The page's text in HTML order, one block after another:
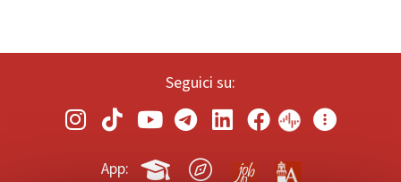
Seguici su:
App: